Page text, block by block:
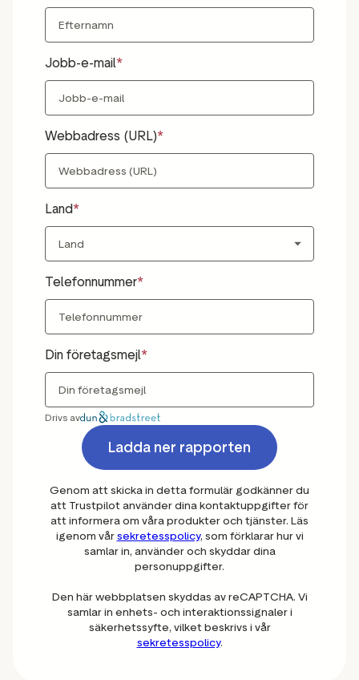
Jobb-e-mail
Webbadress (URL)
Land
Telefonnummer
Din företagsmejl
Drivs av
Ladda ner rapporten
Genom att skicka in detta formulär godkänner du
att Trustpilot använder dina kontaktuppgifter för
att informera om våra produkter och tjänster. Läs
igenom vårsekretesspolicy, som förklarar hur vi
samlar in, använder och skyddar dina
personuppgifter.
Den här webbplatsen skyddas av reCAPTCHA. Vi
samlar in enhets- och interaktionssignaler i
säkerhetssyfte, vilket beskrivs i vår
sekretesspolicy.